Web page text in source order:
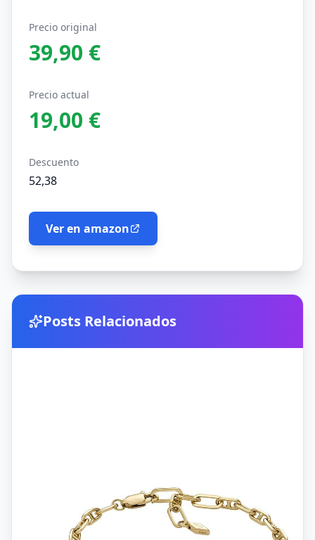
Precio original
39,90 €
Precio actual
19,00 €
Descuento
52,38
Ver en amazon
Posts Relacionados